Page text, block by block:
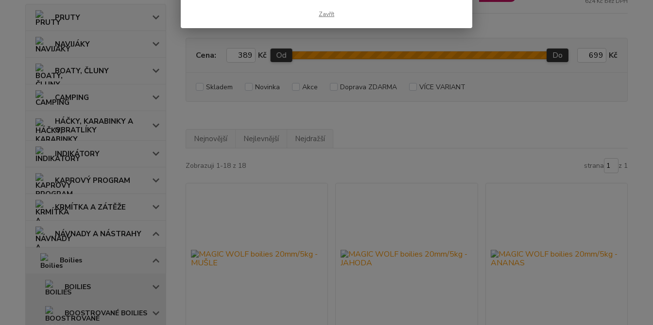
PRUTY
NAVIJÁKY
BOATY, ČLUNY
CAMPING
HÁČKY, KARABINKY A
OBRATLÍKY
INDIKÁTORY
KAPROVÝ PROGRAM
KRMÍTKA A ZÁTĚŽE
NÁVNADY A NÁSTRAHY
Boilies
BOILIES
BOOSTROVANÉ BOILIES
Cena: Kč Od Do Kč
Skladem Novinka Akce Doprava ZDARMA VÍCE VARIANT
Nejnovější Nejlevnější Nejdražší
Zobrazuji 1-18 z 18 strana z 1
Zavřít